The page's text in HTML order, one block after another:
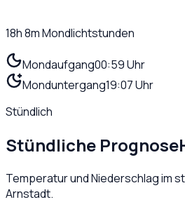
18h 8mMondlichtstunden
Mondaufgang00:59 Uhr
Monduntergang19:07 Uhr
Stündlich
Stündliche Prognose
Temperatur und Niederschlag im
Arnstadt.